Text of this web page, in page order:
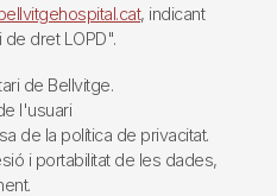
, indicant
de dret LOPD".
de Bellvitge.
l'usuari
de la política de privacitat.
i portabilitat de les dades,